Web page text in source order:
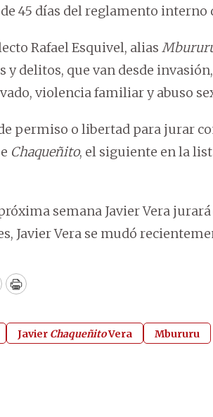
45 días del reglamento interno
Rafael Esquivel, alias
y delitos, que van desde
violencia familiar y abuso
permiso o libertad para jurar
Chaqueñito, el siguiente en la
semana Javier Vera
Javier Vera se mudó
Print
Javier ChaqueñitoVera Mbururu